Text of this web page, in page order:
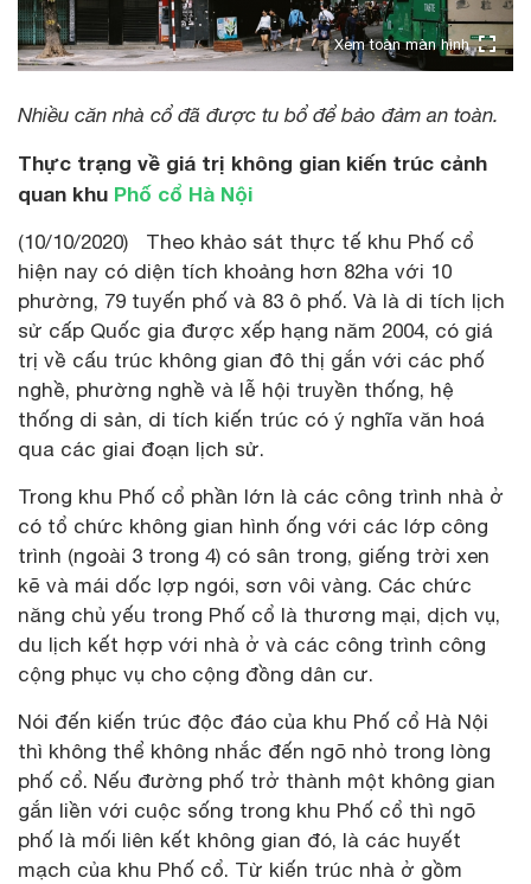
Xem toàn màn hình
Nhiều căn nhà cổ đã được tu bổ để bảo đảm an toàn.
Thực trạng về giá trị không gian kiến trúc cảnh
quan khu Phố cổ Hà Nội
(10/10/2020) Theo khảo sát thực tế khu Phố cổ
hiện nay có diện tích khoảng hơn 82ha với 10
phường, 79 tuyến phố và 83 ô phố. Và là di tích lịch
sử cấp Quốc gia được xếp hạng năm 2004, có giá
trị về cấu trúc không gian đô thị gắn với các phố
nghề, phường nghề và lễ hội truyền thống, hệ
thống di sản, di tích kiến trúc có ý nghĩa văn hoá
qua các giai đoạn lịch sử.
Trong khu Phố cổ phần lớn là các công trình nhà ở
có tổ chức không gian hình ống với các lớp công
trình (ngoài 3 trong 4) có sân trong, giếng trời xen
kẽ và mái dốc lợp ngói, sơn vôi vàng. Các chức
năng chủ yếu trong Phố cổ là thương mại, dịch vụ,
du lịch kết hợp với nhà ở và các công trình công
cộng phục vụ cho cộng đồng dân cư.
Nói đến kiến trúc độc đáo của khu Phố cổ Hà Nội
thì không thể không nhắc đến ngõ nhỏ trong lòng
phố cổ. Nếu đường phố trở thành một không gian
gắn liền với cuộc sống trong khu Phố cổ thì ngõ
phố là mối liên kết không gian đó, là các huyết
mạch của khu Phố cổ. Từ kiến trúc nhà ở gồm